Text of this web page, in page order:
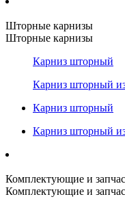
Шторные карнизы
Шторные карнизы
Карниз шторный
Карниз шторный
Карниз шторный
Карниз шторный
Комплектующие и
Комплектующие и